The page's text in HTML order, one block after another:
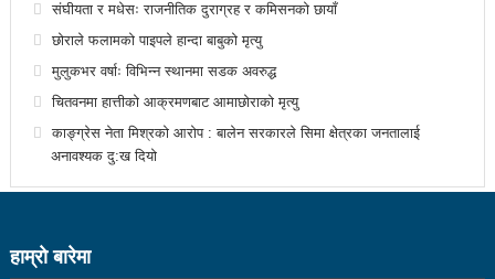
संविधानसभाबाट संविधान बनाउने मुद्दा जनयुद्धको मुख्य मुद्दा होः
प्रचण्ड
बोगटीको स्मृतिमा रक्तदान कार्यक्रम
पब्लिक स्पिच नेपालको विजेता बने दैलेखका दिल बहादुर
संविधानको रक्षा र कार्यान्वयनमा जनताको खबरदारी आवश्यकः
संघीयता र मधेसः राजनीतिक दुराग्रह र कमिसनको छायाँ
छोराले फलामको पाइपले हान्दा बाबुको मृत्यु
मुलुकभर वर्षाः विभिन्न स्थानमा सडक अवरुद्ध
चितवनमा हात्तीको आक्रमणबाट आमाछोराको मृत्यु
काङ्ग्रेस नेता मिश्रको आरोप : बालेन सरकारले सिमा क्षेत्रका जनतालाई
अनावश्यक दु:ख दियो
हाम्राे बारेमा